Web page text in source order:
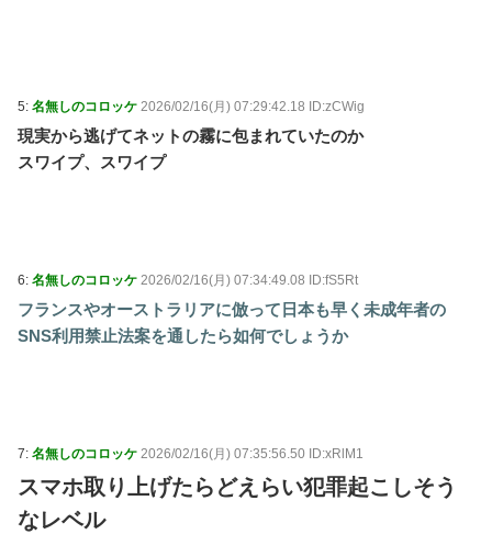
5: 名無しのコロッケ 2026/02/16(月) 07:29:42.18 ID:zCWig
現実から逃げてネットの霧に包まれていたのか
スワイプ、スワイプ
6: 名無しのコロッケ 2026/02/16(月) 07:34:49.08 ID:fS5Rt
フランスやオーストラリアに倣って日本も早く未成年者の
SNS利用禁止法案を通したら如何でしょうか
7: 名無しのコロッケ 2026/02/16(月) 07:35:56.50 ID:xRlM1
スマホ取り上げたらどえらい犯罪起こしそう
なレベル